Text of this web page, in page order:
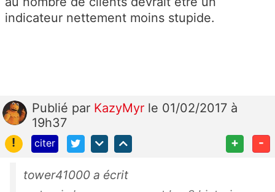
indicateur nettement moins stupide.
Publié par KazyMyr le 01/02/2017 à
19h37
!
citer + -
tower41000 a écrit